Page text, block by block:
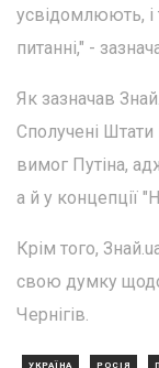
усвідомлюють, і
питанні," -
Як зазначав
Сполучені
вимог Путіна,
а й у концепції
Крім того,
свою думку щодо
Чернігів.
УКРАЇНА РОСІЯ